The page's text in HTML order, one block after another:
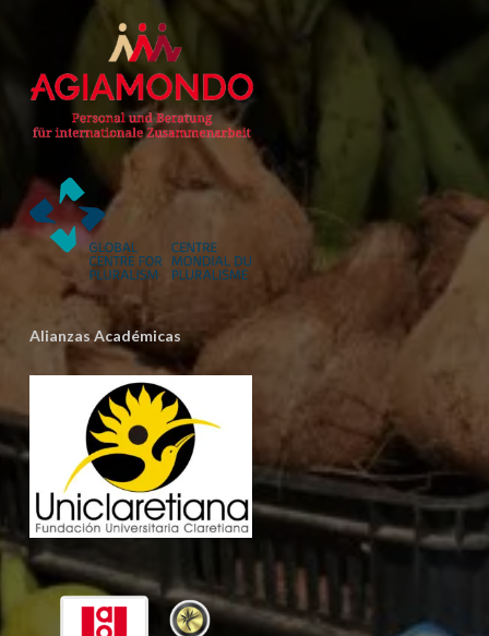
Alianzas Académicas